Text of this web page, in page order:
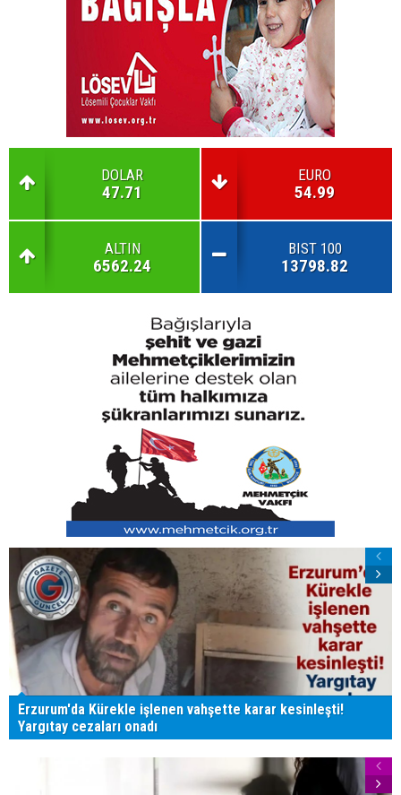
DOLAR
47.71
EURO
54.99
ALTIN
6562.24
BIST 100
13798.82
Erzurum'da Kürekle işlenen vahşette karar kesinleşti!
Yargıtay cezaları onadı